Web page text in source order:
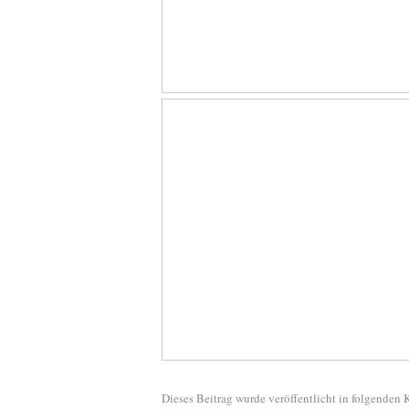
Dieses Beitrag wurde veröffentlicht in folgenden